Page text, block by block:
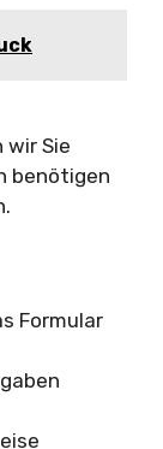
Sie
benötigen
Formular